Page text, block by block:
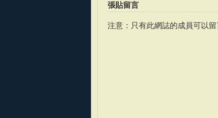
張貼留言
注意：只有此網誌的成員可以